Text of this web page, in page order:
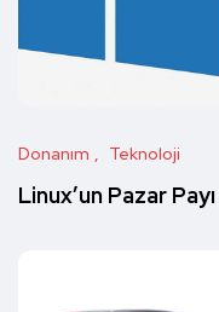
Donanım Teknoloji
Linux’un Pazar